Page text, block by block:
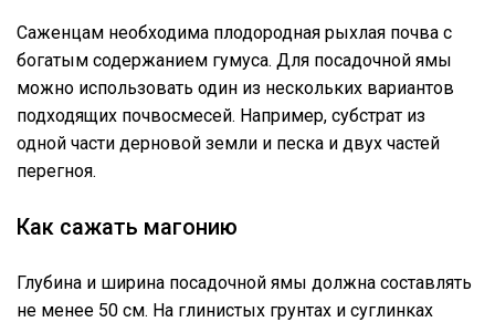
Саженцам необходима плодородная рыхлая почва с
богатым содержанием гумуса. Для посадочной ямы
можно использовать один из нескольких вариантов
подходящих почвосмесей. Например, субстрат из
одной части дерновой земли и песка и двух частей
перегноя.
Как сажать магонию
Глубина и ширина посадочной ямы должна составлять
не менее 50 см. На глинистых грунтах и суглинках